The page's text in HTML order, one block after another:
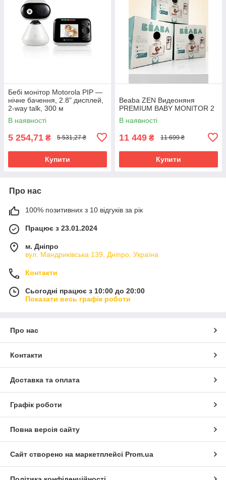
Бебі монітор Motorola PIP —
нічне бачення, 2.8" дисплей,
2-way talk, 300 м
В наявності
5 254,71 ₴ 5 531,27 ₴
Купити
Beaba ZEN Видеоняня
PREMIUM BABY MONITOR 2
В наявності
11 449 ₴ 11 699 ₴
Купити
Про нас
100% позитивних з 10 відгуків за рік
Працює з 23.01.2024
м. Дніпро
вул. Мандриківська 139, Дніпро, Україна
Контакти
Сьогодні працює з 10:00 до 20:00
Показати весь графік роботи
Про нас
Контакти
Доставка та оплата
Графік роботи
Повна версія сайту
Сайт створено на маркетплейсі Prom.ua